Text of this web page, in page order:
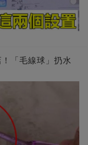
「毛線球」扔水